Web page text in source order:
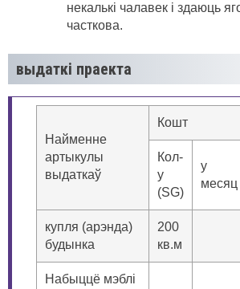
некалькі чалавек і здаюць
часткова.
выдаткі праекта
Найменне
артыкулы
выдаткаў
Кошт
Кол-
у
(SG)
у
месяц
купля (арэнда)
будынка
200
кв.м
Набыццё мэблі